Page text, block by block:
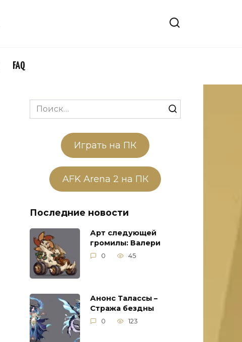
FAQ
Search
for:
Играть на ПК
AFK Arena 2 на ПК
Последние новости
Арт следующей
громилы: Валери
0 45
Анонс Талассы –
Стража бездны
0 123